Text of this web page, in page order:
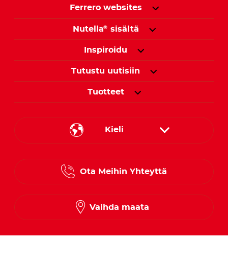
Ferrero websites
Nutella® sisältä
Inspiroidu
Tutustu uutisiin
Tuotteet
Kieli
Norwegian
Ota Meihin Yhteyttä
Vaihda maata